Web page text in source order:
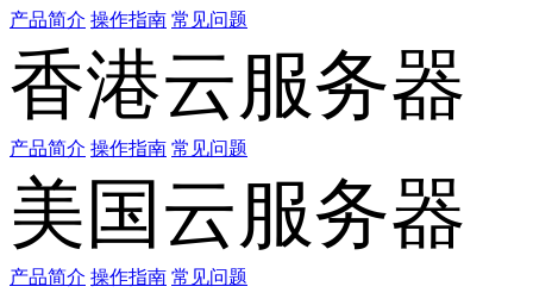
产品简介 操作指南 常见问题
香港云服务器
产品简介 操作指南 常见问题
美国云服务器
产品简介 操作指南 常见问题